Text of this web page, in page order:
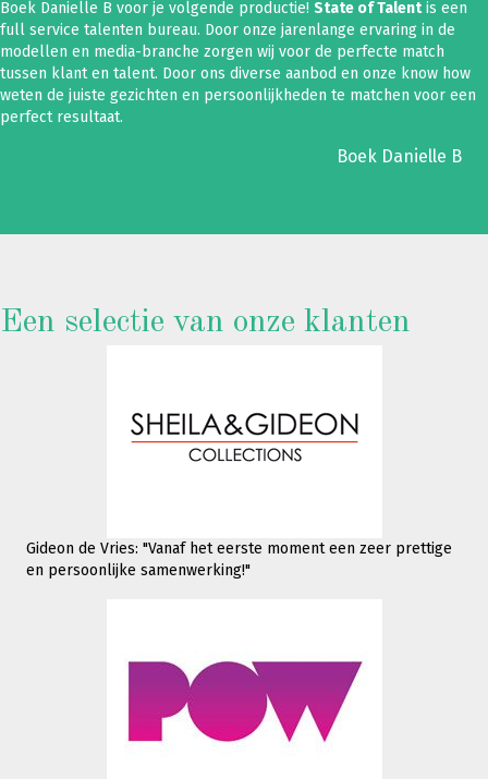
Boek Danielle B voor je volgende productie! State of Talentis een
full service talenten bureau. Door onze jarenlange ervaring in de
modellen en media-branche zorgen wij voor de perfecte match
tussen klant en talent. Door ons diverse aanbod en onze know how
weten de juiste gezichten en persoonlijkheden te matchen voor een
perfect resultaat.
Boek Danielle B
Een selectie van onze klanten
Gideon de Vries: "Vanaf het eerste moment een zeer prettige
en persoonlijke samenwerking!"